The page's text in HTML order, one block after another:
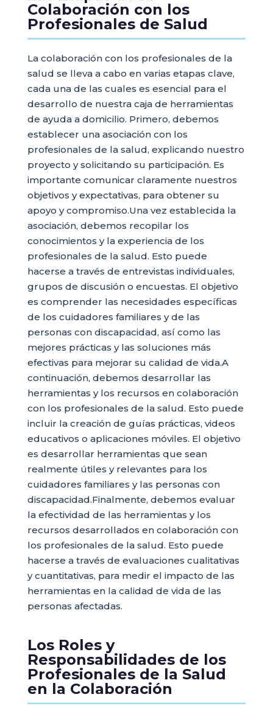
Colaboración con los
Profesionales de Salud
La colaboración con los profesionales de la
salud se lleva a cabo en varias etapas clave,
cada una de las cuales es esencial para el
desarrollo de nuestra caja de herramientas
de ayuda a domicilio. Primero, debemos
establecer una asociación con los
profesionales de la salud, explicando nuestro
proyecto y solicitando su participación. Es
importante comunicar claramente nuestros
objetivos y expectativas, para obtener su
apoyo y compromiso.Una vez establecida la
asociación, debemos recopilar los
conocimientos y la experiencia de los
profesionales de la salud. Esto puede
hacerse a través de entrevistas individuales,
grupos de discusión o encuestas. El objetivo
es comprender las necesidades específicas
de los cuidadores familiares y de las
personas con discapacidad, así como las
mejores prácticas y las soluciones más
efectivas para mejorar su calidad de vida.A
continuación, debemos desarrollar las
herramientas y los recursos en colaboración
con los profesionales de la salud. Esto puede
incluir la creación de guías prácticas, videos
educativos o aplicaciones móviles. El objetivo
es desarrollar herramientas que sean
realmente útiles y relevantes para los
cuidadores familiares y las personas con
discapacidad.Finalmente, debemos evaluar
la efectividad de las herramientas y los
recursos desarrollados en colaboración con
los profesionales de la salud. Esto puede
hacerse a través de evaluaciones cualitativas
y cuantitativas, para medir el impacto de las
herramientas en la calidad de vida de las
personas afectadas.
Los Roles y
Responsabilidades de los
Profesionales de la Salud
en la Colaboración